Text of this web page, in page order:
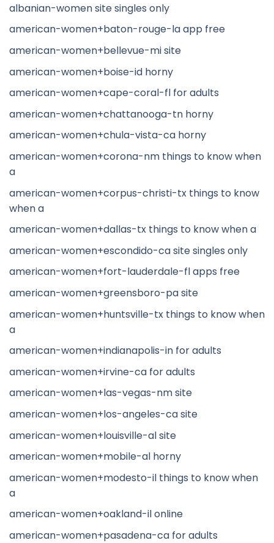
albanian-women site singles only
american-women+baton-rouge-la app free
american-women+bellevue-mi site
american-women+boise-id horny
american-women+cape-coral-fl for adults
american-women+chattanooga-tn horny
american-women+chula-vista-ca horny
american-women+corona-nm things to know when
a
american-women+corpus-christi-tx things to know
when a
american-women+dallas-tx things to know when a
american-women+escondido-ca site singles only
american-women+fort-lauderdale-fl apps free
american-women+greensboro-pa site
american-women+huntsville-tx things to know when
a
american-women+indianapolis-in for adults
american-women+irvine-ca for adults
american-women+las-vegas-nm site
american-women+los-angeles-ca site
american-women+louisville-al site
american-women+mobile-al horny
american-women+modesto-il things to know when
a
american-women+oakland-il online
american-women+pasadena-ca for adults